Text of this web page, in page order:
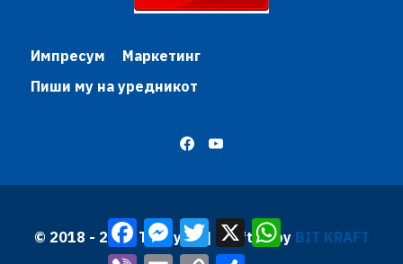
Импресум
Маркетинг
Пиши му на уредникот
© 2018 - 2026 Трибуна | Krafted by BIT KRAFT
FacebookMessenger
TwitterX